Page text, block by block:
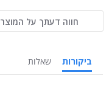
חווה דעתך על המוצר
ביקורות שאלות